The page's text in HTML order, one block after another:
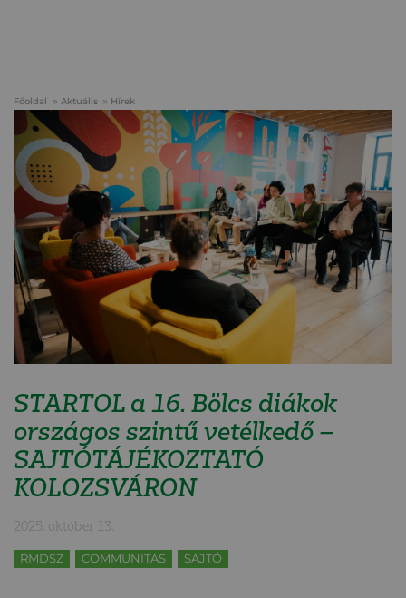
Főoldal Aktuális Hírek
STARTOL a 16. Bölcs diákok
országos szintű vetélkedő –
SAJTÓTÁJÉKOZTATÓ
KOLOZSVÁRON
2025. október 13.
RMDSZ COMMUNITAS SAJTÓ